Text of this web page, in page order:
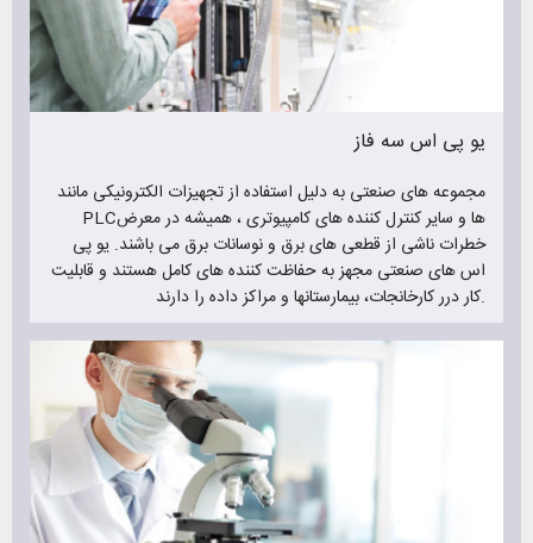
البته در کنار فروش یو پی اس، رایانیکس در زمینه فروش باتری یو
پی اس نیز فعالیت دارد و شما میتوانید برای خرید یو پی اس و
باتری یو پی اس به ما مراجعه کنید.
مزایای ویژه خرید یو پی اس و باتری یو پی اس از رایانیکس :
خدمات پس از فروش عالی
گارانتی محصولات فروخته شده
فروش یو پی اس های برندهای مطرح و نام آشنا
محصولات بسیار باکیفیت
قیمت یو پی اس و باتری یو پی اس مناسب
ارسال به تمام نقاط کشور
فروش انواع یو پی اس های تکفاز و سه فاز
یو پی اس سه فاز
مجموعه های صنعتی به دلیل استفاده از تجهیزات الکترونیکی مانند
PLCها و سایر کنترل کننده های کامپیوتری ، همیشه در معرض
خطرات ناشی از قطعی های برق و نوسانات برق می باشند. یو پی
اس های صنعتی مجهز به حفاظت کننده های کامل هستند و قابلیت
کار درر کارخانجات، بیمارستانها و مراکز داده را دارند.